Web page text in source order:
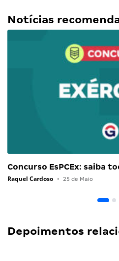
Notícias
Concurso EsPCEx: saiba
Raquel Cardoso • 25 de Maio
Depoimentos